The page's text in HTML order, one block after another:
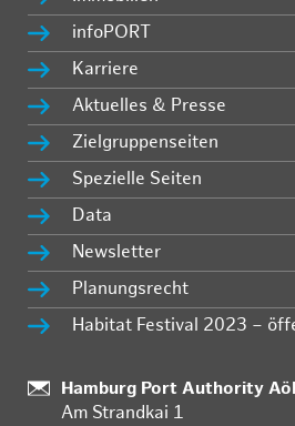
infoPORT
Karriere
Aktuelles & Presse
Zielgruppenseiten
Spezielle Seiten
Data
Newsletter
Planungsrecht
Habitat Festival 2023 –
:
Hamburg Port Authority
Am Strandkai 1